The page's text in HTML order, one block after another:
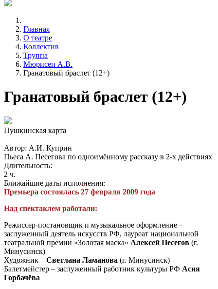
Главная
О театре
Коллектив
Труппа
Мюрисеп А.В.
Гранатовый браслет (12+)
Гранатовый браслет (12+)
Пушкинская карта
Автор: А.И. Куприн
Пьеса А. Песегова по одноимённому рассказу в 2-х действиях
Длительность:
2 ч.
Ближайшие даты исполнения:
Премьера состоялась 27 февраля 2009 года
Над спектаклем работали:
Режиссер-постановщик и музыкальное оформление –
заслуженный деятель искусств РФ, лауреат национальной
театральной премии «Золотая маска» Алексей Песегов (г.
Минусинск)
Художник – Светлана Ламанова (г. Минусинск)
Балетмейстер – заслуженный работник культуры РФ Асия
Горбачёва